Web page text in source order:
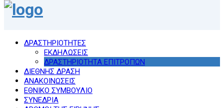
ΔΡΑΣΤΗΡΙΟΤΗΤΕΣ
ΕΚΔΗΛΩΣΕΙΣ
ΔΡΑΣΤΗΡΙΟΤΗΤΑ ΕΠΙΤΡΟΠΩΝ
ΔΙΕΘΝΗΣ ΔΡΑΣΗ
ΑΝΑΚΟΙΝΩΣΕΙΣ
ΕΘΝΙΚΟ ΣΥΜΒΟΥΛΙΟ
ΣΥΝΕΔΡΙΑ